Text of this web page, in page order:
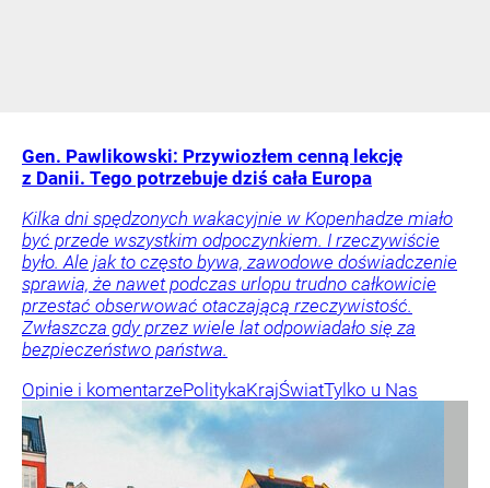
Gen. Pawlikowski: Przywiozłem cenną lekcję
z Danii. Tego potrzebuje dziś cała Europa
Kilka dni spędzonych wakacyjnie w Kopenhadze miało
być przede wszystkim odpoczynkiem. I rzeczywiście
było. Ale jak to często bywa, zawodowe doświadczenie
sprawia, że nawet podczas urlopu trudno całkowicie
przestać obserwować otaczającą rzeczywistość.
Zwłaszcza gdy przez wiele lat odpowiadało się za
bezpieczeństwo państwa.
Opinie i komentarzePolitykaKrajŚwiatTylko u Nas